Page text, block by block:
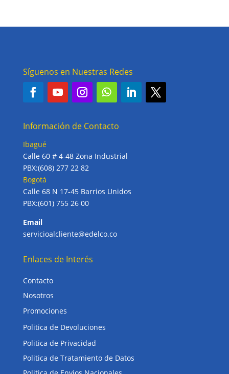
Síguenos en Nuestras Redes
Información de Contacto
Ibagué
Calle 60 # 4-48 Zona Industrial
PBX:(608) 277 22 82
Bogotá
Calle 68 N 17-45 Barrios Unidos
PBX:(601) 755 26 00
Email
servicioalcliente@edelco.co
Enlaces de Interés
Contacto
Nosotros
Promociones
Politica de Devoluciones
Politica de Privacidad
Politica de Tratamiento de Datos